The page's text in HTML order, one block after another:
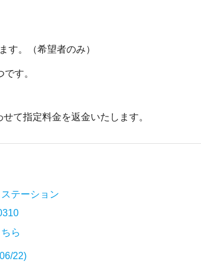
す。（希望者のみ）
す。
て指定料金を返金いたします。
テーション
ら
22)